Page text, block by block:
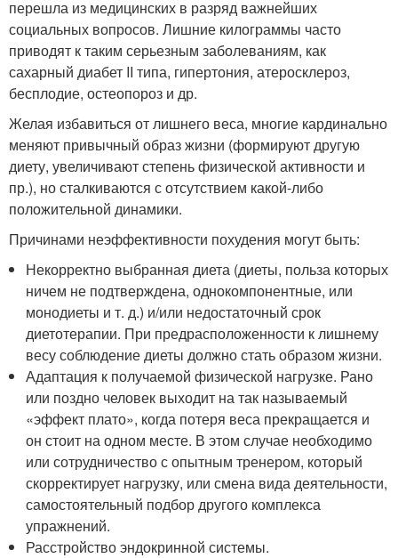
перешла из медицинских в разряд важнейших
социальных вопросов. Лишние килограммы часто
приводят к таким серьезным заболеваниям, как
сахарный диабет II типа, гипертония, атеросклероз,
бесплодие, остеопороз и др.
Желая избавиться от лишнего веса, многие кардинально
меняют привычный образ жизни (формируют другую
диету, увеличивают степень физической активности и
пр.), но сталкиваются с отсутствием какой-либо
положительной динамики.
Причинами неэффективности похудения могут быть:
Некорректно выбранная диета (диеты, польза которых
ничем не подтверждена, однокомпонентные, или
монодиеты и т. д.) и/или недостаточный срок
диетотерапии. При предрасположенности к лишнему
весу соблюдение диеты должно стать образом жизни.
Адаптация к получаемой физической нагрузке. Рано
или поздно человек выходит на так называемый
«эффект плато», когда потеря веса прекращается и
он стоит на одном месте. В этом случае необходимо
или сотрудничество с опытным тренером, который
скорректирует нагрузку, или смена вида деятельности,
самостоятельный подбор другого комплекса
упражнений.
Расстройство эндокринной системы.